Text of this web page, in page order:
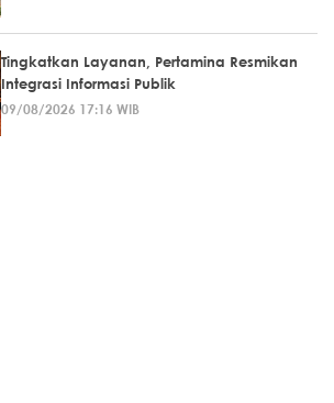
Tingkatkan Layanan, Pertamina Resmikan
Integrasi Informasi Publik
09/08/2026 17:16 WIB